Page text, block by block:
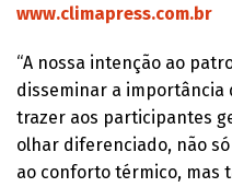
www.climapress.com.br
“A nossa intenção ao
disseminar a importância
trazer aos participantes
olhar diferenciado, não
ao conforto térmico, mas